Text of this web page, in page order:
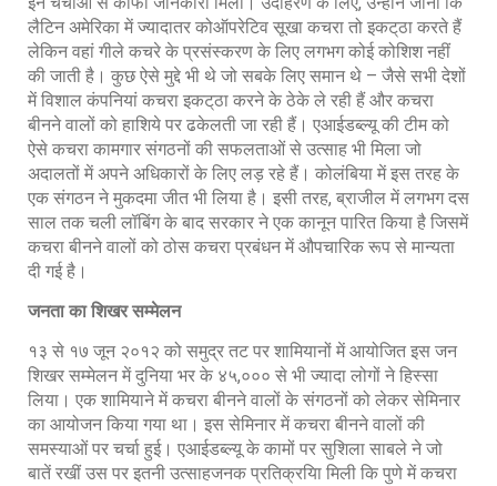
लैटिन अमेरिका में ज्यादातर कोऑपरेटिव सूखा कचरा तो इकट्‌ठा करते हैं
लेकिन वहां गीले कचरे के प्रसंस्करण के लिए लगभग कोई कोशिश नहीं
की जाती है। कुछ ऐसे मुद्दे भी थे जो सबके लिए समान थे – जैसे सभी देशों
में विशाल कंपनियां कचरा इकट्‌ठा करने के ठेके ले रही हैं और कचरा
बीनने वालों को हाशिये पर ढकेलती जा रही हैं। एआईडब्ल्यू की टीम को
ऐसे कचरा कामगार संगठनों की सफलताओं से उत्साह भी मिला जो
अदालतों में अपने अधिकारों के लिए लड़ रहे हैं। कोलंबिया में इस तरह के
एक संगठन ने मुकदमा जीत भी लिया है। इसी तरह, ब्राजील में लगभग दस
साल तक चली लॉबिंग के बाद सरकार ने एक कानून पारित किया है जिसमें
कचरा बीनने वालों को ठोस कचरा प्रबंधन में औपचारिक रूप से मान्यता
दी गई है।
जनता का शिखर सम्मेलन
१३ से १७ जून २०१२ को समुद्र तट पर शामियानों में आयोजित इस जन
शिखर सम्मेलन में दुनिया भर के ४५,००० से भी ज्यादा लोगों ने हिस्सा
लिया। एक शामियाने में कचरा बीनने वालों के संगठनों को लेकर सेमिनार
का आयोजन किया गया था। इस सेमिनार में कचरा बीनने वालों की
समस्याओं पर चर्चा हुई। एआईडब्ल्यू के कामों पर सुशिला साबले ने जो
बातें रखीं उस पर इतनी उत्साहजनक प्रतिक्रयिा मिली कि पुणे में कचरा